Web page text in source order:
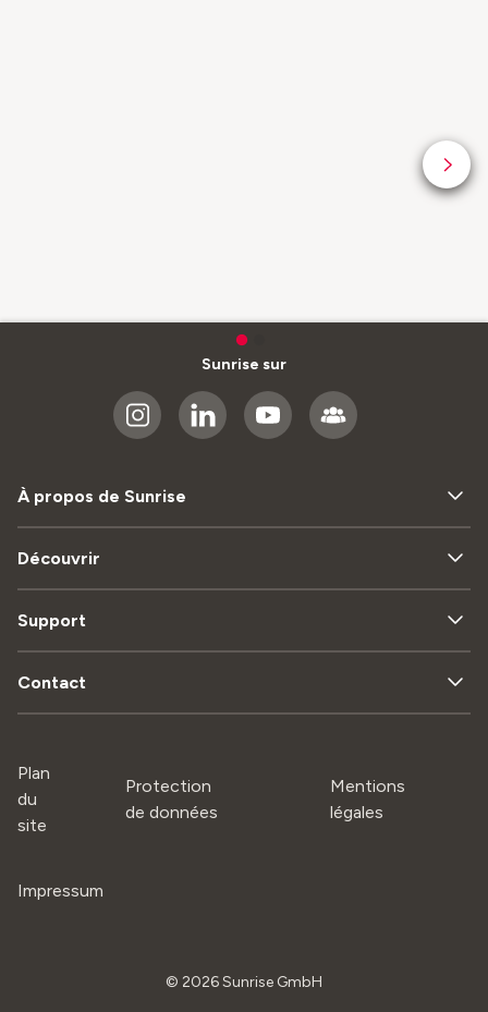
Sunrise sur
À propos de Sunrise
Découvrir
Support
Contact
Plan
du
site
Protection
de données
Mentions
légales
Impressum
© 2026Sunrise GmbH